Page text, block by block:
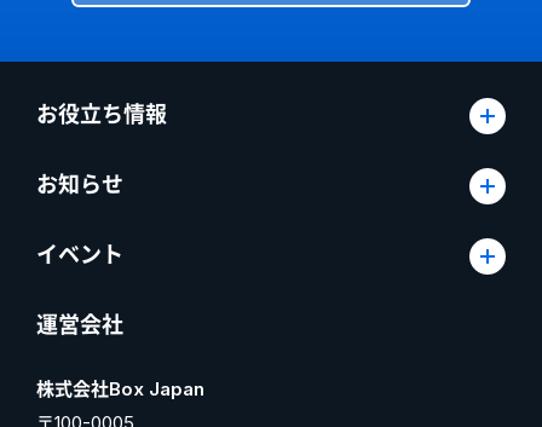
お役立ち情報
お知らせ
イベント
運営会社
株式会社Box Japan